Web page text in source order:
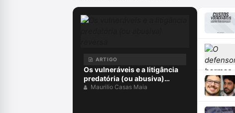
ARTIGO
Os vulneráveis e a litigância
predatória (ou abusiva)
reversa
Maurilio Casas Maia